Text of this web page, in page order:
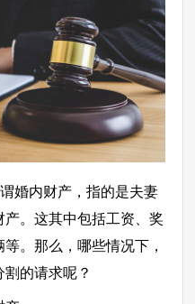
婚内财产，指的是夫妻
。这其中包括工资、奖
。那么，哪些情况下，
的请求呢？